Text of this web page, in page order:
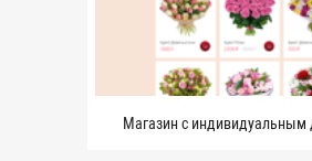
Магазин с индивидуальным